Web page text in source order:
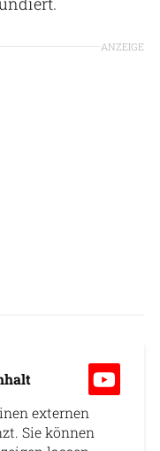
ANZEIGE
externen
Sie können